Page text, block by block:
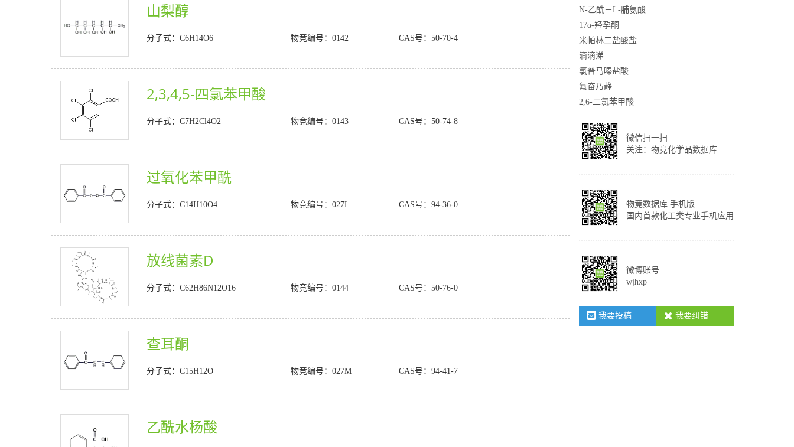
山梨醇
分子式：C6H14O6 物竞编号：0142 CAS号：50-70-4
2,3,4,5-四氯苯甲酸
分子式：C7H2Cl4O2 物竞编号：0143 CAS号：50-74-8
过氧化苯甲酰
分子式：C14H10O4 物竞编号：027L CAS号：94-36-0
放线菌素D
分子式：C62H86N12O16 物竞编号：0144 CAS号：50-76-0
查耳酮
分子式：C15H12O 物竞编号：027M CAS号：94-41-7
乙酰水杨酸
N-乙酰－L-脯氨酸
17α-羟孕酮
米帕林二盐酸盐
滴滴涕
氯普马嗪盐酸
氟奋乃静
2,6-二氯苯甲酸
微信扫一扫
关注：物竞化学品数据库
物竟数据库 手机版
国内首款化工类专业手机应用
微博账号
wjhxp
我要投稿 我要纠错